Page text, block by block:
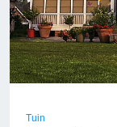
Tuin